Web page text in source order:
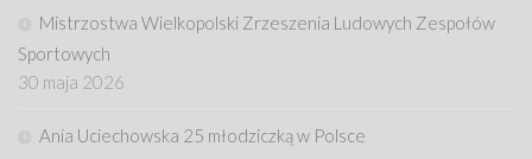
Mistrzostwa Wielkopolski Zrzeszenia Ludowych Zespołów
Sportowych
30 maja 2026
Ania Uciechowska 25 młodziczką w Polsce